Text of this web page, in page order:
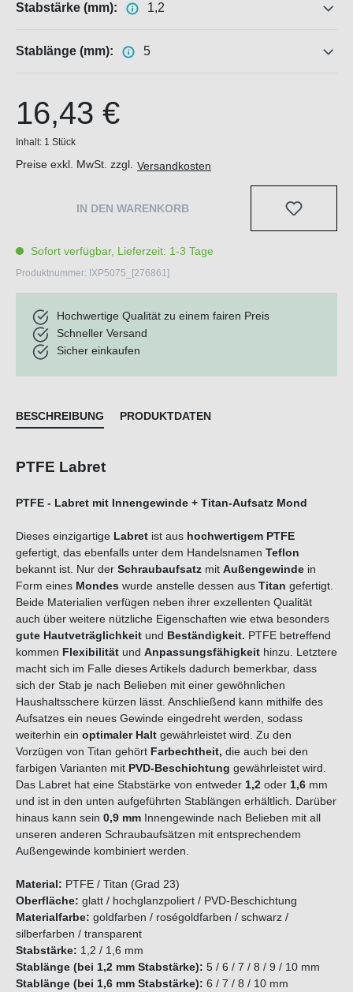
Stabstärke (mm): 1,2
Stablänge (mm): 5
16,43 €
Inhalt: 1 Stück
Preise exkl. MwSt. zzgl. Versandkosten
IN DEN WARENKORB
Sofort verfügbar, Lieferzeit: 1-3 Tage
Produktnummer: IXP5075_[276861]
Hochwertige Qualität zu einem fairen Preis
Schneller Versand
Sicher einkaufen
BESCHREIBUNG PRODUKTDATEN
PTFE Labret
PTFE - Labret mit Innengewinde + Titan-Aufsatz Mond
Dieses einzigartige Labret ist aus hochwertigem PTFE
gefertigt, das ebenfalls unter dem Handelsnamen Teflon
bekannt ist. Nur der Schraubaufsatz mit Außengewinde in
Form eines Mondes wurde anstelle dessen aus Titan gefertigt.
Beide Materialien verfügen neben ihrer exzellenten Qualität
auch über weitere nützliche Eigenschaften wie etwa besonders
gute Hautveträglichkeit und Beständigkeit. PTFE betreffend
kommen Flexibilität und Anpassungsfähigkeit hinzu. Letztere
macht sich im Falle dieses Artikels dadurch bemerkbar, dass
sich der Stab je nach Belieben mit einer gewöhnlichen
Haushaltsschere kürzen lässt. Anschließend kann mithilfe des
Aufsatzes ein neues Gewinde eingedreht werden, sodass
weiterhin ein optimaler Halt gewährleistet wird. Zu den
Vorzügen von Titan gehört Farbechtheit, die auch bei den
farbigen Varianten mit PVD-Beschichtung gewährleistet wird.
Das Labret hat eine Stabstärke von entweder 1,2 oder 1,6 mm
und ist in den unten aufgeführten Stablängen erhältlich. Darüber
hinaus kann sein 0,9 mm Innengewinde nach Belieben mit all
unseren anderen Schraubaufsätzen mit entsprechendem
Außengewinde kombiniert werden.
Material: PTFE / Titan (Grad 23)
Oberfläche: glatt / hochglanzpoliert / PVD-Beschichtung
Materialfarbe: goldfarben / roségoldfarben / schwarz /
silberfarben / transparent
Stabstärke: 1,2 / 1,6 mm
Stablänge (bei 1,2 mm Stabstärke): 5 / 6 / 7 / 8 / 9 / 10 mm
Stablänge (bei 1,6 mm Stabstärke): 6 / 7 / 8 / 10 mm